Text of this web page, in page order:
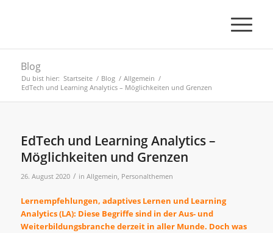
Blog
Du bist hier: Startseite / Blog / Allgemein /
EdTech und Learning Analytics – Möglichkeiten und Grenzen
EdTech und Learning Analytics –
Möglichkeiten und Grenzen
26. August 2020 / in Allgemein, Personalthemen
Lernempfehlungen, adaptives Lernen und Learning
Analytics (LA): Diese Begriffe sind in der Aus- und
Weiterbildungsbranche derzeit in aller Munde. Doch was